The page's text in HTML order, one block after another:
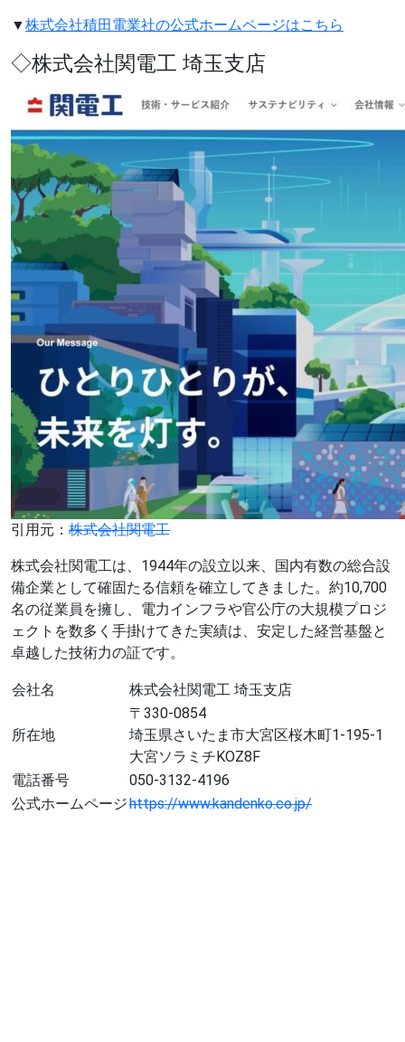
▼株式会社積田電業社の公式ホームページはこちら
◇株式会社関電工 埼玉支店
引用元： 株式会社関電工
株式会社関電工は、1944年の設立以来、国内有数の総合設
備企業として確固たる信頼を確立してきました。約10,700
名の従業員を擁し、電力インフラや官公庁の大規模プロジ
ェクトを数多く手掛けてきた実績は、安定した経営基盤と
卓越した技術力の証です。
会社名 株式会社関電工 埼玉支店
所在地
〒330-0854
埼玉県さいたま市大宮区桜木町1-195-1
大宮ソラミチKOZ8F
電話番号
050-3132-4196
公式ホームページhttps://www.kandenko.co.jp/